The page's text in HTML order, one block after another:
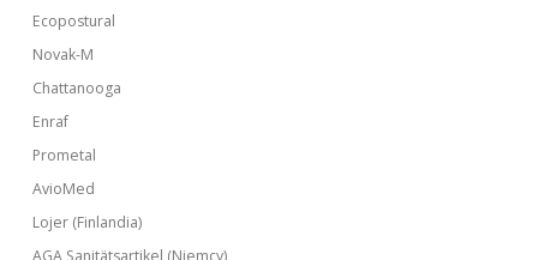
Ecopostural
Novak-M
Chattanooga
Enraf
Prometal
AvioMed
Lojer (Finlandia)